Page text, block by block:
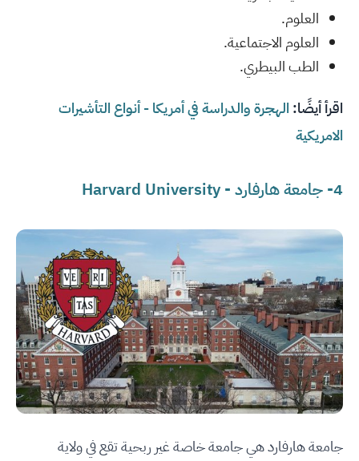
العلوم.
العلوم الاجتماعية.
الطب البيطري.
اقرأ أيضًا: الهجرة والدراسة في أمريكا - أنواع التأشيرات
الامريكية
4- جامعة هارفارد - Harvard University
جامعة هارفارد هي جامعة خاصة غير ربحية تقع في ولاية